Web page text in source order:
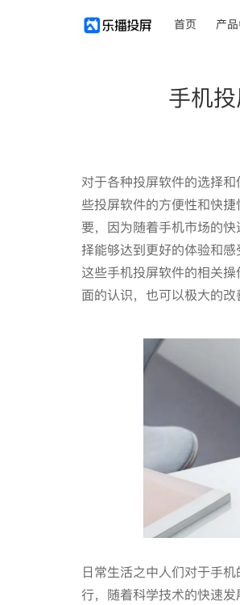
首页 产
手机
对于各种投屏软件的选择
些投屏软件的方便性和快
要，因为随着手机市场的
择能够达到更好的体验和
这些手机投屏软件的相关
面的认识，也可以极大的改
日常生活之中人们对于手
行，随着科学技术的快速